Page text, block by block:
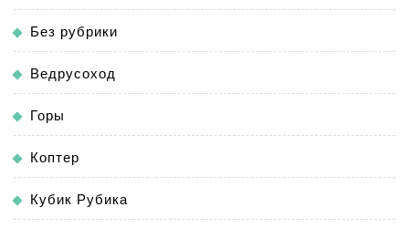
Без рубрики
Ведрусоход
Горы
Коптер
Кубик Рубика